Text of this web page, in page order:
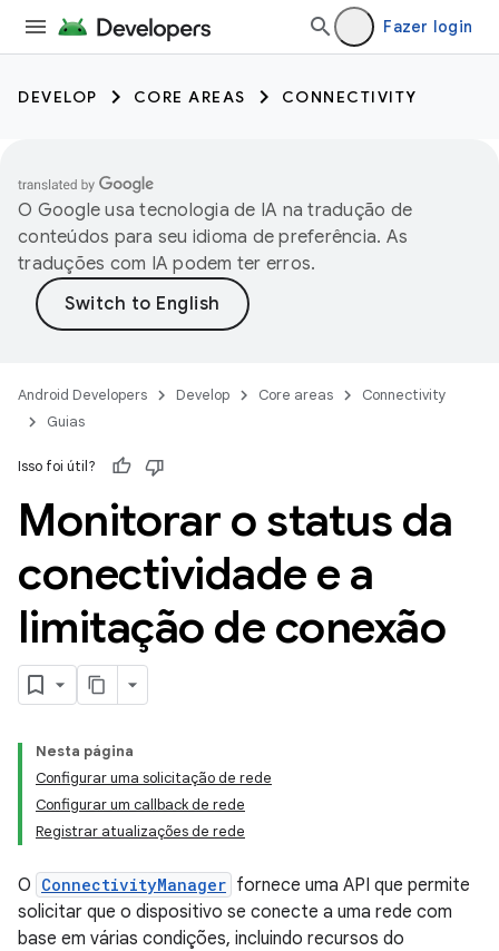
Fazer login
DEVELOP CORE AREAS CONNECTIVITY
O Google usa tecnologia de IA na tradução de
conteúdos para seu idioma de preferência. As
traduções com IA podem ter erros.
Android Developers Develop Core areas
Connectivity
Guias
Isso foi útil?
Monitorar o status da
conectividade e a
limitação de conexão
Nesta página
Configurar uma solicitação de rede
Configurar um callback de rede
Registrar atualizações de rede
O ConnectivityManager fornece uma API que permite
solicitar que o dispositivo se conecte a uma rede com
base em várias condições, incluindo recursos do